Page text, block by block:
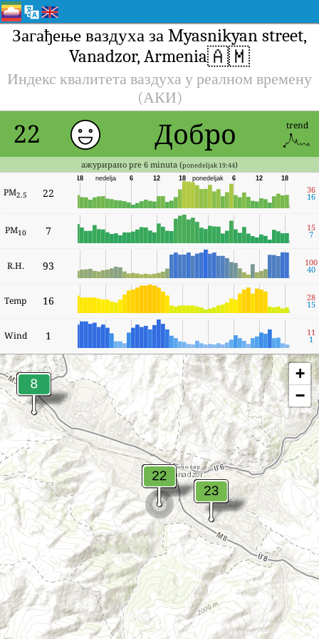
Загађење ваздуха за Myasnikyan street,
Vanadzor, Armenia🇦🇲
Индекс квалитета ваздуха у реалном времену
(АКИ)
22 Добро trend
ажурирано pre 6 minuta (ponedeljak 19:44)
PM2.5 22
18
12
6
ponedeljak
18
12
6
nedelja
18
36
16
PM10 7 15
7
R.H. 93 100
40
Temp 16 28
15
Wind 1 11
1
+
−